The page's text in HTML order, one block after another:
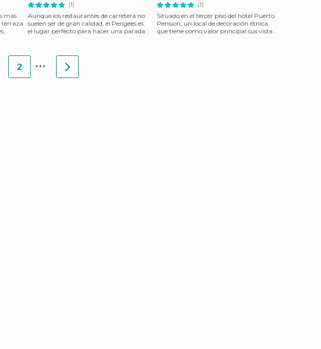
más
terraza
(1)
Aunque los restaurantes de carretera no
suelen ser de gran calidad, el Pengees es
el lugar perfecto para hacer una parada
(1)
Situado en el tercer piso del hotel Puerto
Pension, un local de decoración étnica
que tiene como valor principal sus vistas,
2 ...